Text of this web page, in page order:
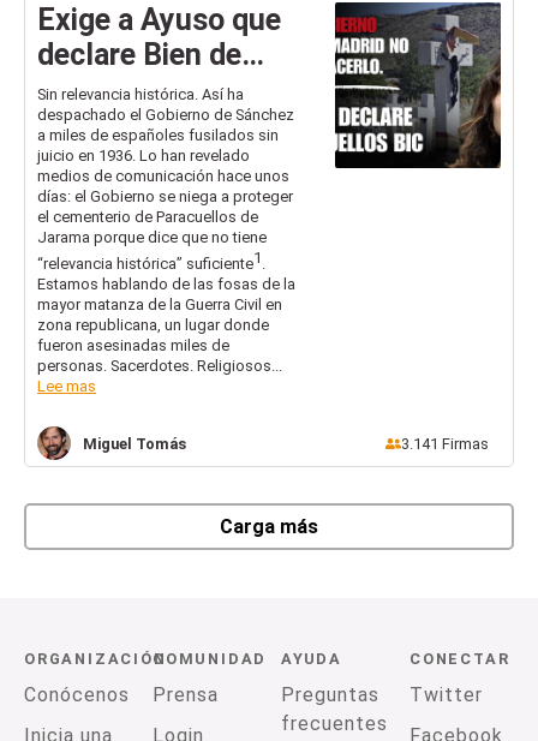
Exige a Ayuso que
declare Bien de
Interés Cultural el
cementerio de
Paracuellos
Sin relevancia histórica. Así ha
despachado el Gobierno de Sánchez
a miles de españoles fusilados sin
juicio en 1936. Lo han revelado
medios de comunicación hace unos
días: el Gobierno se niega a proteger
el cementerio de Paracuellos de
Jarama porque dice que no tiene
“relevancia histórica” suficiente1 .
Estamos hablando de las fosas de la
mayor matanza de la Guerra Civil en
zona republicana, un lugar donde
fueron asesinadas miles de
personas. Sacerdotes. Religiosos...
Lee mas
Miguel Tomás 3.141 Firmas
Carga más
ORGANIZACIÓN
Conócenos
Inicia una
COMUNIDAD
Prensa
Login
AYUDA
Preguntas
frecuentes
CONECTAR
Twitter
Facebook